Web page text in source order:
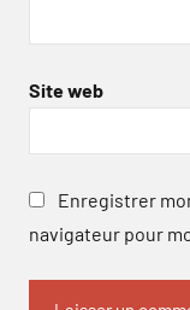
Site web
Enregistrer
navigateur pour